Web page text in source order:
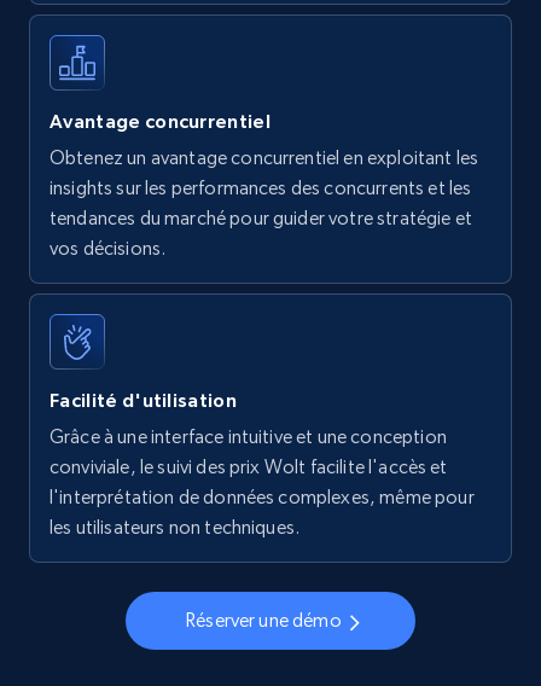
Avantage concurrentiel
Obtenez un avantage concurrentiel en exploitant les
insights sur les performances des concurrents et les
tendances du marché pour guider votre stratégie et
vos décisions.
Facilité d'utilisation
Grâce à une interface intuitive et une conception
conviviale, le suivi des prix Wolt facilite l'accès et
l'interprétation de données complexes, même pour
les utilisateurs non techniques.
Réserver une démo